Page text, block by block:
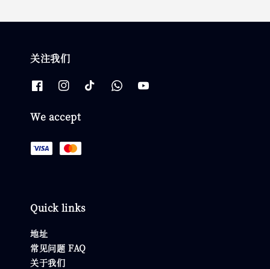
关注我们
We accept
Quick links
地址
常见问题 FAQ
关于我们